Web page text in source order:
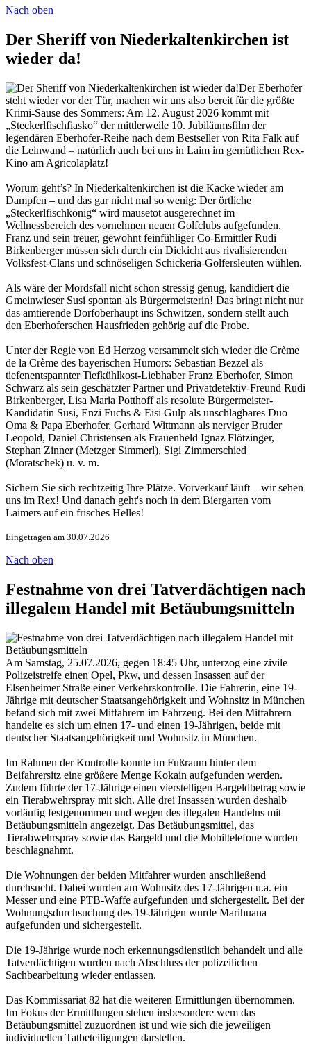
Nach oben
Der Sheriff von Niederkaltenkirchen ist
wieder da!
Der Eberhofer
steht wieder vor der Tür, machen wir uns also bereit für die größte
Krimi-Sause des Sommers: Am 12. August 2026 kommt mit
„Steckerlfischfiasko“ der mittlerweile 10. Jubiläumsfilm der
legendären Eberhofer-Reihe nach dem Bestseller von Rita Falk auf
die Leinwand – natürlich auch bei uns in Laim im gemütlichen Rex-
Kino am Agricolaplatz!
Worum geht’s? In Niederkaltenkirchen ist die Kacke wieder am
Dampfen – und das gar nicht mal so wenig: Der örtliche
„Steckerlfischkönig“ wird mausetot ausgerechnet im
Wellnessbereich des vornehmen neuen Golfclubs aufgefunden.
Franz und sein treuer, gewohnt feinfühliger Co-Ermittler Rudi
Birkenberger müssen sich durch ein Dickicht aus rivalisierenden
Volksfest-Clans und schnöseligen Schickeria-Golfersleuten wühlen.
Als wäre der Mordsfall nicht schon stressig genug, kandidiert die
Gmeinwieser Susi spontan als Bürgermeisterin! Das bringt nicht nur
das amtierende Dorfoberhaupt ins Schwitzen, sondern stellt auch
den Eberhoferschen Hausfrieden gehörig auf die Probe.
Unter der Regie von Ed Herzog versammelt sich wieder die Crème
de la Crème des bayerischen Humors: Sebastian Bezzel als
tiefenentspannter Tiefkühlkost-Liebhaber Franz Eberhofer, Simon
Schwarz als sein geschätzter Partner und Privatdetektiv-Freund Rudi
Birkenberger, Lisa Maria Potthoff als resolute Bürgermeister-
Kandidatin Susi, Enzi Fuchs & Eisi Gulp als unschlagbares Duo
Oma & Papa Eberhofer, Gerhard Wittmann als nerviger Bruder
Leopold, Daniel Christensen als Frauenheld Ignaz Flötzinger,
Stephan Zinner (Metzger Simmerl), Sigi Zimmerschied
(Moratschek) u. v. m.
Sichern Sie sich rechtzeitig Ihre Plätze. Vorverkauf läuft – wir sehen
uns im Rex! Und danach geht's noch in dem Biergarten vom
Laimers auf ein frisches Helles!
Eingetragen am 30.07.2026
Nach oben
Festnahme von drei Tatverdächtigen nach
illegalem Handel mit Betäubungsmitteln
Am Samstag, 25.07.2026, gegen 18:45 Uhr, unterzog eine zivile
Polizeistreife einen Opel, Pkw, und dessen Insassen auf der
Elsenheimer Straße einer Verkehrskontrolle. Die Fahrerin, eine 19-
Jährige mit deutscher Staatsangehörigkeit und Wohnsitz in München
befand sich mit zwei Mitfahrern im Fahrzeug. Bei den Mitfahrern
handelte es sich um einen 17- und einen 19-Jährigen, beide mit
deutscher Staatsangehörigkeit und Wohnsitz in München.
Im Rahmen der Kontrolle konnte im Fußraum hinter dem
Beifahrersitz eine größere Menge Kokain aufgefunden werden.
Zudem führte der 17-Jährige einen vierstelligen Bargeldbetrag sowie
ein Tierabwehrspray mit sich. Alle drei Insassen wurden deshalb
vorläufig festgenommen und wegen des illegalen Handelns mit
Betäubungsmitteln angezeigt. Das Betäubungsmittel, das
Tierabwehrspray sowie das Bargeld und die Mobiltelefone wurden
beschlagnahmt.
Die Wohnungen der beiden Mitfahrer wurden anschließend
durchsucht. Dabei wurden am Wohnsitz des 17-Jährigen u.a. ein
Messer und eine PTB-Waffe aufgefunden und sichergestellt. Bei der
Wohnungsdurchsuchung des 19-Jährigen wurde Marihuana
aufgefunden und sichergestellt.
Die 19-Jährige wurde noch erkennungsdienstlich behandelt und alle
Tatverdächtigen wurden nach Abschluss der polizeilichen
Sachbearbeitung wieder entlassen.
Das Kommissariat 82 hat die weiteren Ermittlungen übernommen.
Im Fokus der Ermittlungen stehen insbesondere wem das
Betäubungsmittel zuzuordnen ist und wie sich die jeweiligen
individuellen Tatbeteiligungen darstellen.